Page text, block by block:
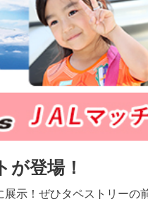
登場！
示！ぜひタペストリーの